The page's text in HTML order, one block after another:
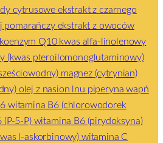
cytrusowe ekstrakt z czarnego
pomarańczy ekstrakt z owoców
koenzym Q10 kwas alfa-linolenowy
(kwas pteroilomonoglutaminowy)
magnez (cytrynian)
olej z nasion lnu piperynawapń
witamina B6 (chlorowodorek
(P-5-P) witamina B6 (pirydoksyna)
l-askorbinowy) witamina C